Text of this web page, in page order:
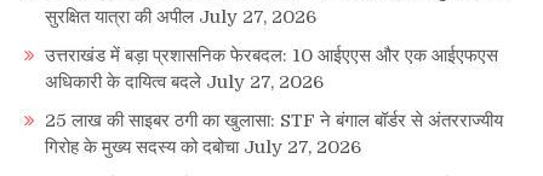
सुरक्षित यात्रा की अपील July 27, 2026
उत्तराखंड में बड़ा प्रशासनिक फेरबदल: 10 आईएएस और एक आईएफएस
अधिकारी के दायित्व बदले July 27, 2026
25 लाख की साइबर ठगी का खुलासा: STF ने बंगाल बॉर्डर से अंतरराज्यीय
गिरोह के मुख्य सदस्य को दबोचा July 27, 2026